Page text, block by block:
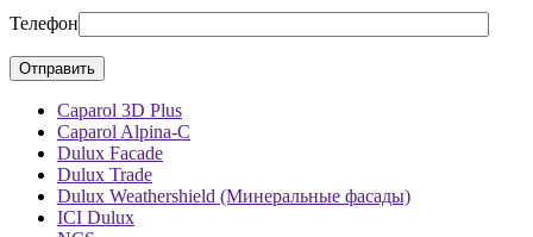
Телефон
Caparol 3D Plus
Caparol Alpina-C
Dulux Facade
Dulux Trade
Dulux Weathershield (Минеральные фасады)
ICI Dulux